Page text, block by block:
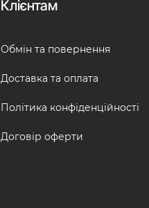
Клієнтам
Обмін та повернення
Доставка та оплата
Політика конфіденційності
Договір оферти